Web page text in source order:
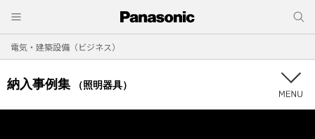
電気・建築設備（ビジネス）
納入事例集 （照明器具）